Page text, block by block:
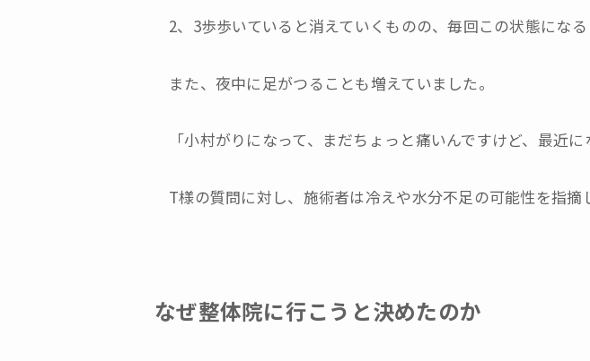
2、3歩歩いていると消えていくものの、毎回この状態にな
また、夜中に足がつることも増えていました。
「小村がりになって、まだちょっと痛いんですけど、最近
T様の質問に対し、施術者は冷えや水分不足の可能性を指摘
なぜ整体院に行こうと決めたのか